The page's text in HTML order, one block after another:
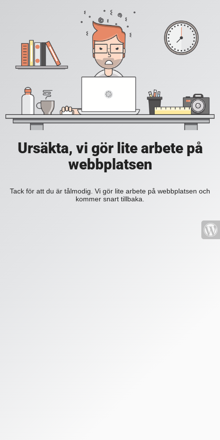
Ursäkta, vi gör lite arbete på
webbplatsen
Tack för att du är tålmodig. Vi gör lite arbete på webbplatsen och
kommer snart tillbaka.